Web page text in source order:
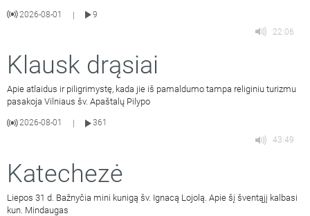
2026-08-01 |
9
22:06
Klausk drąsiai
Apie atlaidus ir piligrimystę, kada jie iš pamaldumo tampa religiniu turizmu
pasakoja Vilniaus šv. Apaštalų Pilypo
2026-08-01
361
43:49
Katechezė
Liepos 31 d. Bažnyčia mini kunigą šv. Ignacą Lojolą. Apie šį šventąjį kalbasi
kun. Mindaugas